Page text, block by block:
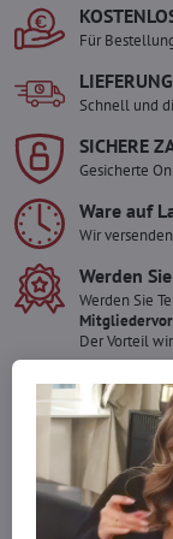
Für
Schnell und
SICHERE
Gesicherte
Ware auf
Wir
Werden
Werden Sie
Der Vorteil
Möchten
Zögern Sie nicht,